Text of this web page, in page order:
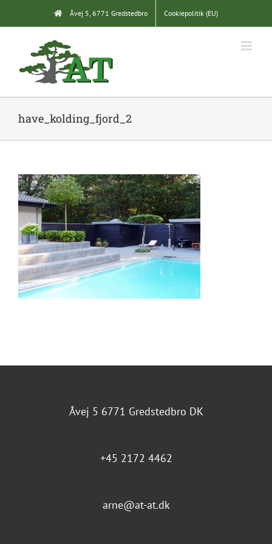
content
Åvej 5, 6771 Gredstedbro Cookiepolitik (EU)
have_kolding_fjord_2
Åvej 5 6771 Gredstedbro DK
+45 2172 4462
arne@at-at.dk